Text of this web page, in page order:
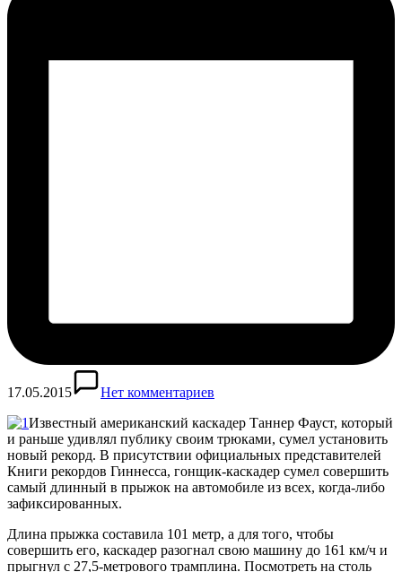
17.05.2015
Нет комментариев
Известный американский каскадер Таннер Фауст, который
и раньше удивлял публику своим трюками, сумел установить
новый рекорд. В присутствии официальных представителей
Книги рекордов Гиннесса, гонщик-каскадер сумел совершить
самый длинный в прыжок на автомобиле из всех, когда-либо
зафиксированных.
Длина прыжка составила 101 метр, а для того, чтобы
совершить его, каскадер разогнал свою машину до 161 км/ч и
прыгнул с 27,5-метрового трамплина. Посмотреть на столь